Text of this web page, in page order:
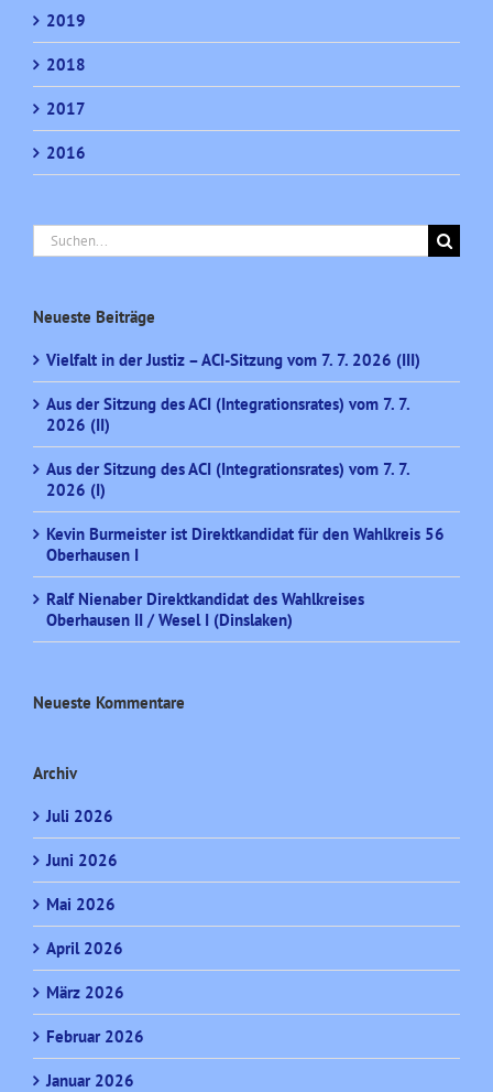
2019
2018
2017
2016
Suche
nach:
Neueste Beiträge
Vielfalt in der Justiz – ACI-Sitzung vom 7. 7. 2026 (III)
Aus der Sitzung des ACI (Integrationsrates) vom 7. 7.
2026 (II)
Aus der Sitzung des ACI (Integrationsrates) vom 7. 7.
2026 (I)
Kevin Burmeister ist Direktkandidat für den Wahlkreis 56
Oberhausen I
Ralf Nienaber Direktkandidat des Wahlkreises
Oberhausen II / Wesel I (Dinslaken)
Neueste Kommentare
Archiv
Juli 2026
Juni 2026
Mai 2026
April 2026
März 2026
Februar 2026
Januar 2026